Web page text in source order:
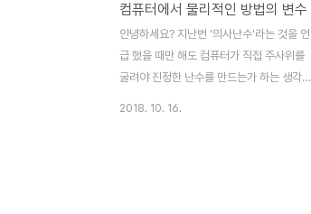
안녕하세요? 지난번 '의사난수'라는 것을 언
급 했을 때만 해도 컴퓨터가 직접 주사위를
굴려야 진정한 난수를 만드는가 하는 생각이
2018. 10. 16.